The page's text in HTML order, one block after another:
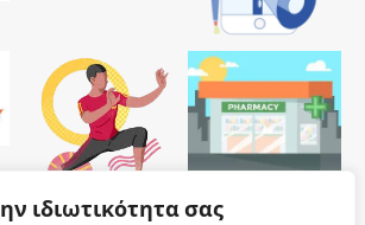
ιδιωτικότητα σας